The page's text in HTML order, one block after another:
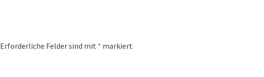
Erforderliche Felder sind mit * markiert